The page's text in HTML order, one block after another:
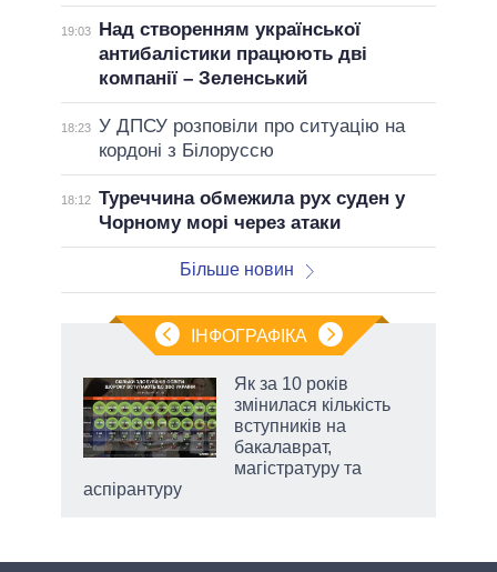
19:03
Над створенням української
антибалістики працюють дві
компанії – Зеленський
18:23 У ДПСУ розповіли про ситуацію на
кордоні з Білоруссю
18:12 Туреччина обмежила рух суден у
Чорному морі через атаки
Більше новин
ІНФОГРАФІКА
Як за 10 років
змінилася кількість
вступників на
бакалаврат,
магістратуру та
аспірантуру